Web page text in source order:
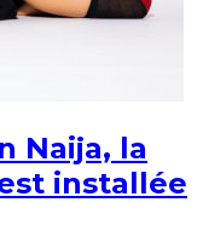
Naija, la
installée